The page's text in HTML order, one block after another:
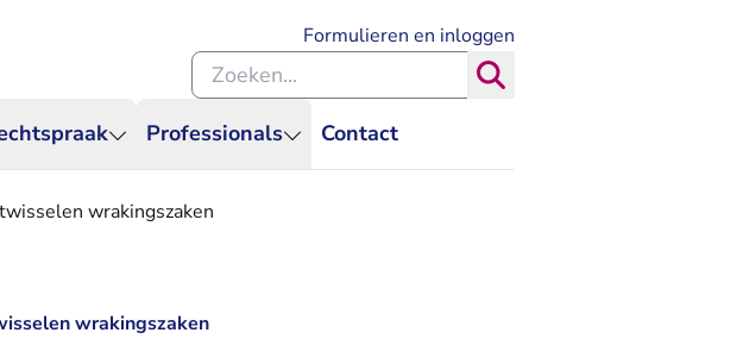
Professionals Contact
Formulieren en inloggen
Zoeken binnen de Rechtspraak
wrakingszaken
wrakingszaken